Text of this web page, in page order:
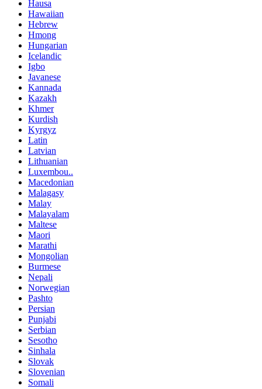
Hausa
Hawaiian
Hebrew
Hmong
Hungarian
Icelandic
Igbo
Javanese
Kannada
Kazakh
Khmer
Kurdish
Kyrgyz
Latin
Latvian
Lithuanian
Luxembou..
Macedonian
Malagasy
Malay
Malayalam
Maltese
Maori
Marathi
Mongolian
Burmese
Nepali
Norwegian
Pashto
Persian
Punjabi
Serbian
Sesotho
Sinhala
Slovak
Slovenian
Somali